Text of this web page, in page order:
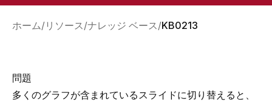
ホーム リソース ナレッジ ベース KB0213
問題
多くのグラフが含まれているスライドに切り替えると、